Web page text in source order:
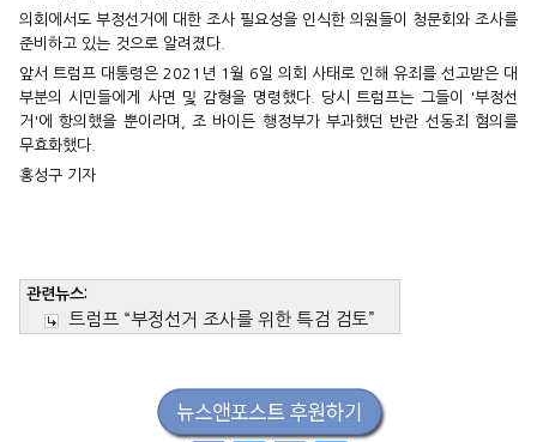
의회에서도 부정선거에 대한 조사 필요성을 인식한 의원들이 청문회와 조사를
준비하고 있는 것으로 알려졌다.
앞서 트럼프 대통령은 2021년 1월 6일 의회 사태로 인해 유죄를 선고받은 대
부분의 시민들에게 사면 및 감형을 명령했다. 당시 트럼프는 그들이 '부정선
거'에 항의했을 뿐이라며, 조 바이든 행정부가 부과했던 반란 선동죄 혐의를
무효화했다.
홍성구 기자
관련뉴스:
트럼프 “부정선거 조사를 위한 특검 검토”